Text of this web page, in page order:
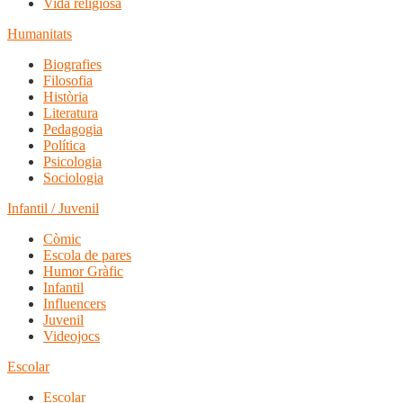
Vida religiosa
Humanitats
Biografies
Filosofia
Història
Literatura
Pedagogia
Política
Psicologia
Sociologia
Infantil / Juvenil
Còmic
Escola de pares
Humor Gràfic
Infantil
Influencers
Juvenil
Videojocs
Escolar
Escolar